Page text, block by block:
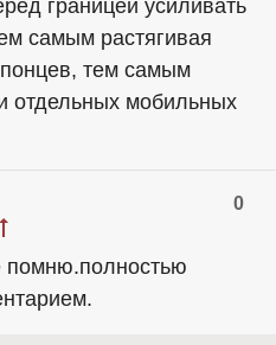
границей усиливать
самым растягивая
тем самым
отдельных мобильных
0
помню.полностью